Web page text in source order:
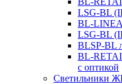
LSG-BL
BL-
LSG-BL
BLSP-BL
BL-
с оптикой
Светильники